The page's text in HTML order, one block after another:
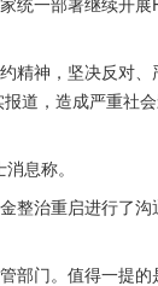
精神，坚决反对
道，造成严重社
息称。
整治重启进行了
部门。值得一提的